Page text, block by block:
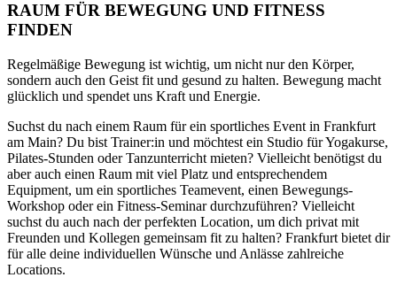
RAUM FÜR BEWEGUNG UND FITNESS
FINDEN
Regelmäßige Bewegung ist wichtig, um nicht nur den Körper,
sondern auch den Geist fit und gesund zu halten. Bewegung macht
glücklich und spendet uns Kraft und Energie.
Suchst du nach einem Raum für ein sportliches Event in Frankfurt
am Main? Du bist Trainer:in und möchtest ein Studio für Yogakurse,
Pilates-Stunden oder Tanzunterricht mieten? Vielleicht benötigst du
aber auch einen Raum mit viel Platz und entsprechendem
Equipment, um ein sportliches Teamevent, einen Bewegungs-
Workshop oder ein Fitness-Seminar durchzuführen? Vielleicht
suchst du auch nach der perfekten Location, um dich privat mit
Freunden und Kollegen gemeinsam fit zu halten? Frankfurt bietet dir
für alle deine individuellen Wünsche und Anlässe zahlreiche
Locations.